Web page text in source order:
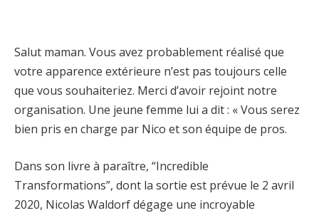
Salut maman. Vous avez probablement réalisé que
votre apparence extérieure n’est pas toujours celle
que vous souhaiteriez. Merci d’avoir rejoint notre
organisation. Une jeune femme lui a dit : « Vous serez
bien pris en charge par Nico et son équipe de pros.
Dans son livre à paraître, “Incredible
Transformations”, dont la sortie est prévue le 2 avril
2020, Nicolas Waldorf dégage une incroyable